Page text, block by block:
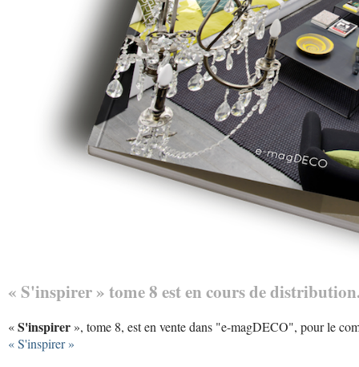
« S'inspirer » tome 8 est en cours de
«S'inspirer », tome 8, est en vente dans "e-magDECO", pour le
« S'inspirer »